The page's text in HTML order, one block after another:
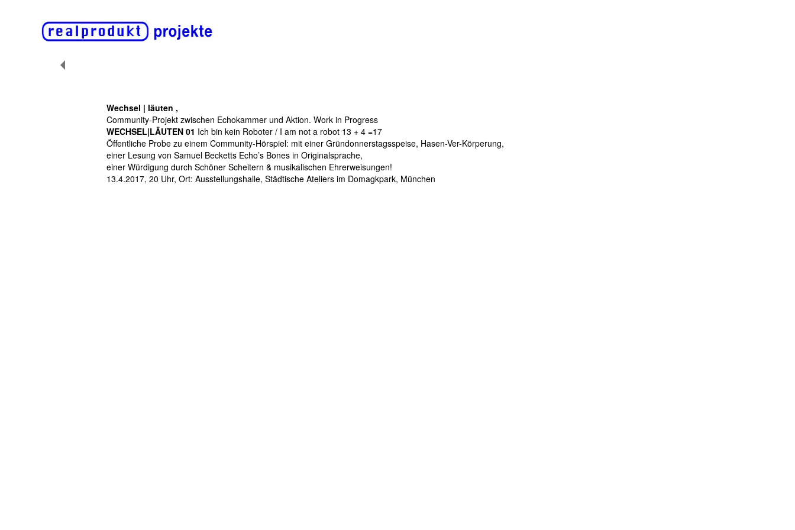
Wechsel | läuten ,
Community-Projekt zwischen Echokammer und Aktion. Work in Progress
WECHSEL|LÄUTEN 01 Ich bin kein Roboter / I am not a robot 13 + 4 =17
Öffentliche Probe zu einem Community-Hörspiel: mit einer Gründonnerstagsspeise, Hasen-Ver-Körperung,
einer Lesung von Samuel Becketts Echo’s Bones in Originalsprache,
einer Würdigung durch Schöner Scheitern & musikalischen Ehrerweisungen!
13.4.2017, 20 Uhr, Ort: Ausstellungshalle, Städtische Ateliers im Domagkpark, München